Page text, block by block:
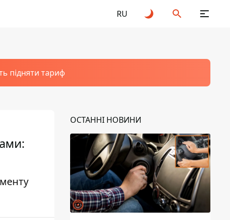
RU
підняти тариф
ОСТАННІ НОВИНИ